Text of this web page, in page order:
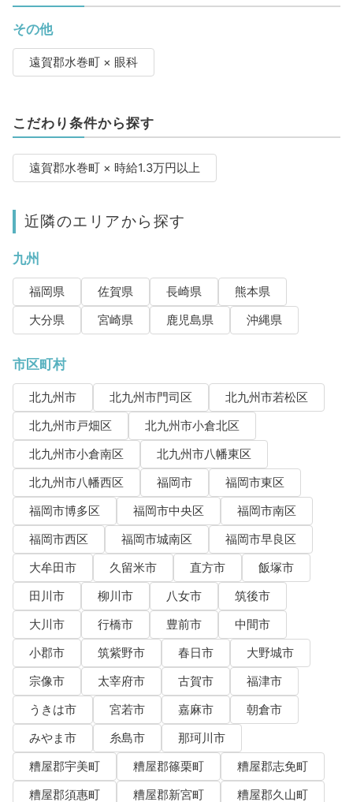
その他
遠賀郡水巻町 × 眼科
こだわり条件から探す
遠賀郡水巻町 × 時給1.3万円以上
近隣のエリアから探す
九州
福岡県 佐賀県 長崎県
熊本県
大分県
宮崎県 鹿児島県 沖縄県
市区町村
北九州市 北九州市門司区
北九州市若松区
北九州市戸畑区
北九州市小倉北区
北九州市小倉南区
北九州市八幡東区
北九州市八幡西区
福岡市
福岡市東区
福岡市博多区
福岡市中央区
福岡市南区
福岡市西区
福岡市城南区
福岡市早良区
大牟田市
久留米市 直方市
飯塚市
田川市
柳川市 八女市
筑後市
大川市
行橋市 豊前市
中間市
小郡市
筑紫野市 春日市
大野城市
宗像市
太宰府市 古賀市
福津市
うきは市
宮若市 嘉麻市
朝倉市
みやま市
糸島市
那珂川市
糟屋郡宇美町
糟屋郡篠栗町
糟屋郡志免町
糟屋郡須惠町
糟屋郡新宮町
糟屋郡久山町